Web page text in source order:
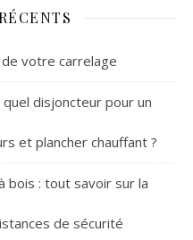
votre carrelage
disjoncteur pour un
et plancher chauffant ?
bois : tout savoir sur la
de sécurité